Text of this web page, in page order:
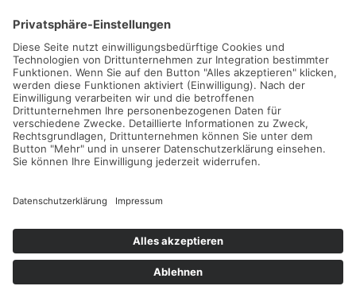
Tel.:04161 714097 + 98
Mobil:0152 038 638 34
Fax: 04161 714 090
E-Mail:kontakt@buerobox.de
Internet:www.buerobox.de
Sitemap
Impressum/Disclaimer
Designed byvitamin B2 | Konzept- und Werbeagentur